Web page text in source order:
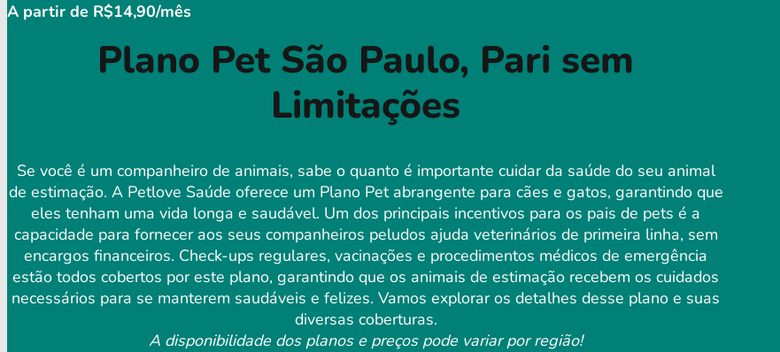
A partir de R$14,90/mês
Plano Pet São Paulo, Pari sem
Limitações
Se você é um companheiro de animais, sabe o quanto é importante cuidar da saúde do seu animal
de estimação. A Petlove Saúde oferece um Plano Pet abrangente para cães e gatos, garantindo que
eles tenham uma vida longa e saudável. Um dos principais incentivos para os pais de pets é a
capacidade para fornecer aos seus companheiros peludos ajuda veterinários de primeira linha, sem
encargos financeiros. Check-ups regulares, vacinações e procedimentos médicos de emergência
estão todos cobertos por este plano, garantindo que os animais de estimação recebem os cuidados
necessários para se manterem saudáveis ​​e felizes. Vamos explorar os detalhes desse plano e suas
diversas coberturas.
A disponibilidade dos planos e preços pode variar por região!